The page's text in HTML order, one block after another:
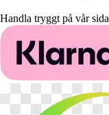
Handla tryggt på vår sida